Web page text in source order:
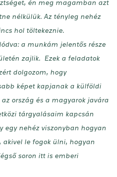
én meg magamban azt
nélkülük. Az tényleg nehéz
hol töltekeznie.
a munkám jelentős része
zajlik. Ezek a feladatok
dolgozom, hogy
képet kapjanak a külföldi
ország és a magyarok javára
tárgyalásaim kapcsán
egy nehéz viszonyban hogyan
le fogok ülni, hogyan
soron itt is emberi